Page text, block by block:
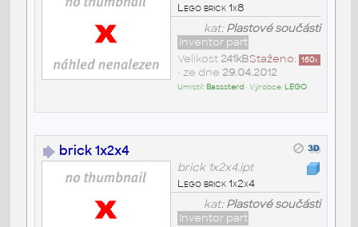
Lego brick 1x8
kat:Plastové součásti
Inventor part
Staženo: 160x
Velikost 241kB
• ze dne 29.04.2012
Umístil: Basssterd • Výrobce: LEGO
brick 1x2x4
brick 1x2x4.ipt
Lego brick 1x2x4
kat:Plastové součásti
Inventor part